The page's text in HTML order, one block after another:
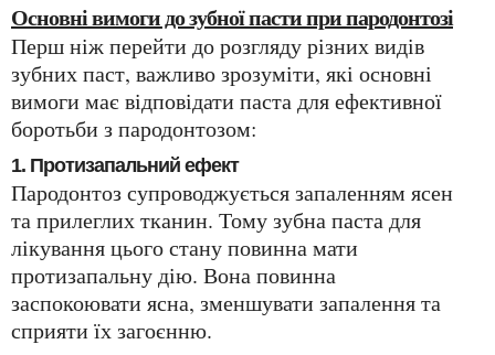
Основні вимоги до зубної пасти при пародонтозі
Перш ніж перейти до розгляду різних видів
зубних паст, важливо зрозуміти, які основні
вимоги має відповідати паста для ефективної
боротьби з пародонтозом:
1. Протизапальний ефект
Пародонтоз супроводжується запаленням ясен
та прилеглих тканин. Тому зубна паста для
лікування цього стану повинна мати
протизапальну дію. Вона повинна
заспокоювати ясна, зменшувати запалення та
сприяти їх загоєнню.